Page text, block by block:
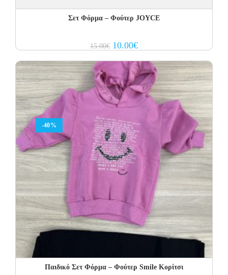
Σετ Φόρμα – Φούτερ JOYCE
15.00€ Original
price
15.00€.
10.00€Current
price
10.00€.
-40%
Παιδικό Σετ Φόρμα – Φούτερ Smile Κορίτσι